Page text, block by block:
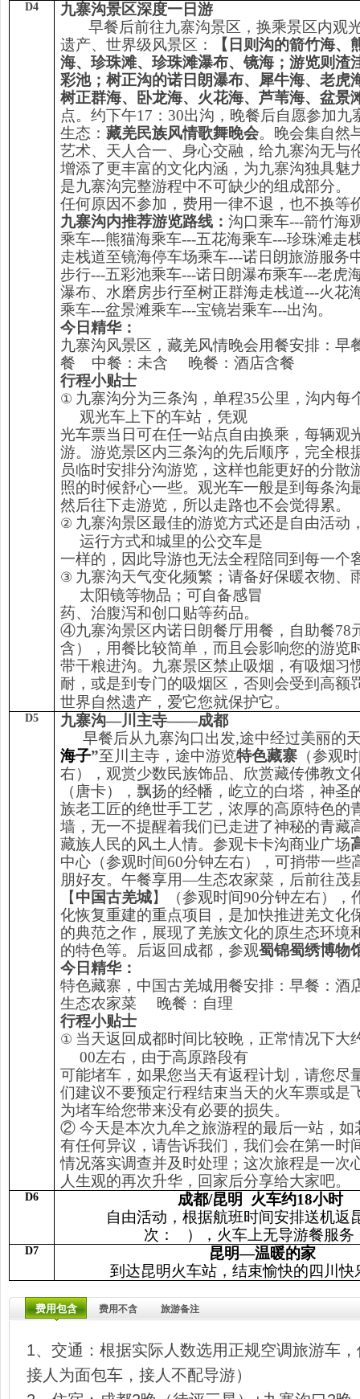
D4
九寨沟景区深度一日游
早餐后前往九寨沟景区，换乘景区内观
遗产、世界级风景区：
【日则沟的箭竹海、
海、珍珠滩、珍珠滩瀑布、镜海；游览则渣
彩池；树正沟的诺日朗瀑布、犀牛海、老虎
树正群海、卧龙海、火花海、芦苇海、盆景
点。约下午17：30出沟，晚餐后自愿参加九
生态：藏羌民族风情歌舞晚会。晚会集自然
艺术、天人合一、身心交融，给九寨沟无与
增添了更丰富的文化内涵，为九寨沟独具魅
是九寨沟完整游程中不可缺少的组成部分。
任何原因不参加，费用一律不退，也不换等
九寨沟内推荐游览路线：沟口乘车---箭竹海
乘车---熊猫海乘车---五花海乘车---珍珠滩走
走栈道至镜海停车场乘车---诺日朗旅游服务
步行---五彩池乘车---诺日朗瀑布乘车---老虎
瀑布、水磨房步行至树正群海走栈道---火花
乘车---盆景滩乘车---宝镜岩乘车---出沟。
今日精华：
九寨沟风景区，藏羌风情晚会用餐安排：早
餐 中餐：未含 晚餐：酒店含餐
行程小贴士
① 九寨沟分为三条沟，单程35公里，沟内每
观光车上下的车站，凭观
光车票当日可在任一站点自由换乘，每辆观
游。游览景区内三条沟的先后顺序，完全根
员临时安排分沟游览，这样也能更好的分散
照的时候舒心一些。观光车一般是到每条沟
然后往下走游览，所以走路也不会觉得累。
② 九寨沟景区最佳的游览方式还是自由活动
运行方式和城里的公交车是
一样的，因此导游也无法全程陪同到每一个
③ 九寨沟天气变化频繁；请备好保暖衣物、
太阳镜等物品；可自备感冒
药、治腹泻和创口贴等药品。
④九寨沟景区内诺日朗餐厅用餐，自助餐78
含），用餐比较简单，而且会影响您的游览
带干粮进沟。九寨景区禁止吸烟，有吸烟习
耐，或是到专门的吸烟区，否则会受到高额
世界自然遗产，爱它您就保护它。
D5
九寨沟—川主寺——成都
早餐后从九寨沟口出发,途中经过美丽的
海子”至川主寺，途中游览特色藏寨 （参观
右），观赏少数民族饰品、欣赏藏传佛教
（唐卡），飘扬的经幡，屹立的白塔，神圣
族老工匠的绝世手工艺，浓厚的高原特色的
墙，无一不提醒着我们已走进了神秘的青藏
藏族人民的风土人情。参观卡卡沟商业广场
中心（参观时间60分钟左右），可捎带一些
朋好友。午餐享用—生态农家菜，后前往茂
【中国古羌城】（参观时间90分钟左右），
化恢复重建的重点项目，是加快推进羌文化
的典范之作，展现了羌族文化的原生态环境
的特色等。后返回成都 ，参观蜀锦蜀绣博物
今日精华：
特色藏寨，中国古羌城用餐安排：早餐：酒
生态农家菜 晚餐：自理
行程小贴士
① 当天返回成都时间比较晚，正常情况下大
00左右，由于高原路段有
可能堵车，如果您当天有返程计划，请您尽
们建议不要预定行程结束当天的火车票或是
为堵车给您带来没有必要的损失。
② 今天是本次九牟之旅游程的最后一站，如
有任何异议，请告诉我们，我们会在第一时
情况落实调查并及时处理；这次旅程是一次
人生观的再次升华，回家后分享给大家吧。
D6
成都/昆明 火车约18小时
自由活动，根据航班时间安排送机返
次： ），火车上无导游餐服
D7 昆明—温暖的家
到达昆明火车站，结束愉快的四川快
费用包含 费用不含 旅游备注
1、交通：根据实际人数选用正规空调旅游车
接人为面包车，接人不配导游）